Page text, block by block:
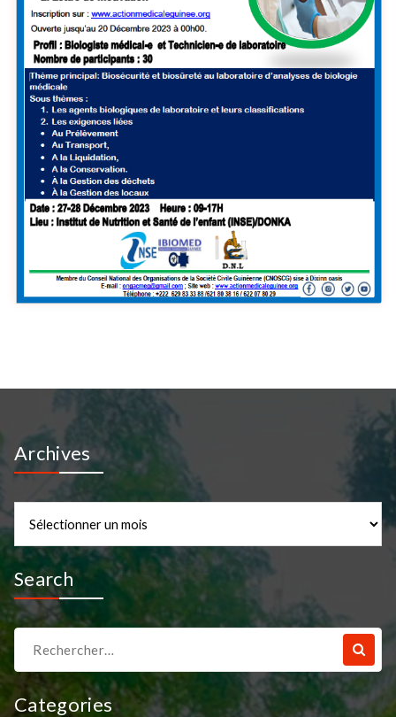
Archives
Search
pour :
Categories